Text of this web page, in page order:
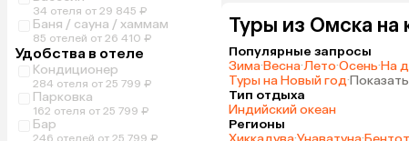
34 отеля от 29 845 ₽
Баня / сауна / хаммам
85 отелей от 26 410 ₽
Удобства в отеле
Кондиционер
284 отеля от 25 799 ₽
Парковка
162 отеля от 25 799 ₽
Бар
246 отелей от 25 799 ₽
Туры из Омска
Популярные запросы
Зима·Весна·Лето·Осень·На
Туры на Новый год·
Тип отдыха
Индийский океан
Регионы